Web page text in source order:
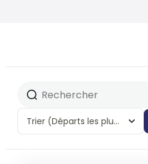
Trier (Départs les plus proches)